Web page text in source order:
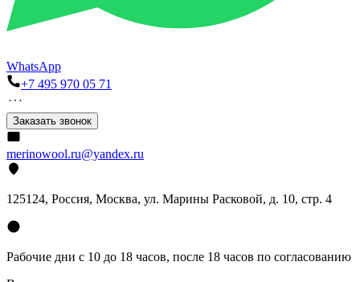
WhatsApp
+7 495 970 05 71
Заказать звонок
merinowool.ru@yandex.ru
125124, Россия, Москва, ул. Марины Расковой, д. 10, стр. 4
Рабочие дни с 10 до 18 часов, после 18 часов по согласованию